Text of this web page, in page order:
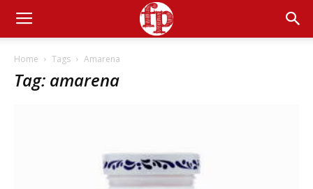
Home Tags Amarena
Tag: amarena